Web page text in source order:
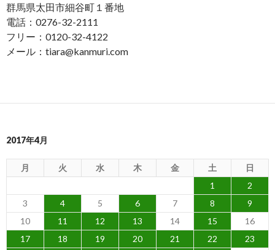
群馬県太田市細谷町１番地
電話：0276-32-2111
フリー：0120-32-4122
メール：tiara@kanmuri.com
2017年4月
月 火 水 木 金 土
日
1
2
3
4 5 6 7 8
9
10
11 12 13 14 15
16
17
18 19 20 21 22
23